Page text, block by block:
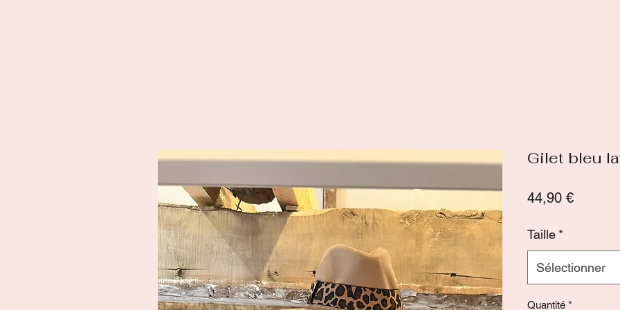
Gilet bleu
44,90 €Prix
Taille *
Sélectionner
Quantité *